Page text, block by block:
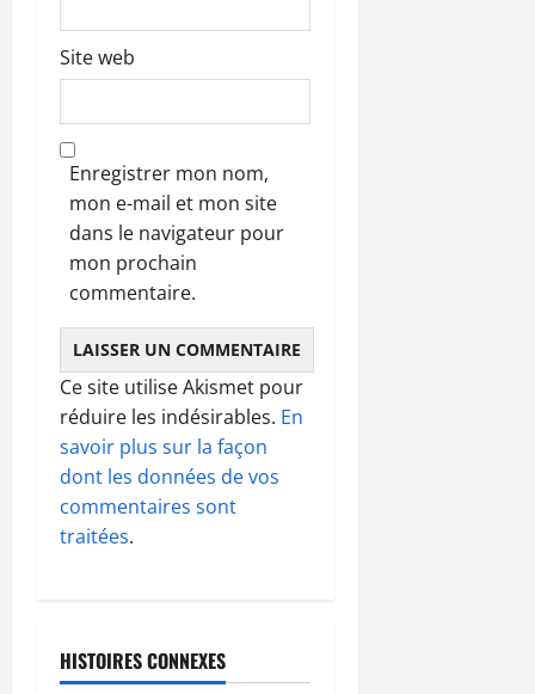
Site web
Enregistrer mon nom,
mon e-mail et mon site
dans le navigateur pour
mon prochain
commentaire.
Ce site utilise Akismet pour
réduire les indésirables. En
savoir plus sur la façon
dont les données de vos
commentaires sont
traitées.
HISTOIRES CONNEXES